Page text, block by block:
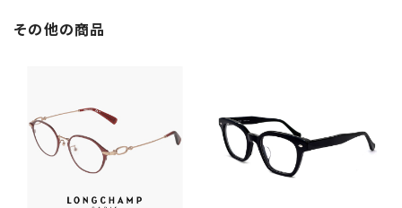
ム ミラーレンズ
その他の商品